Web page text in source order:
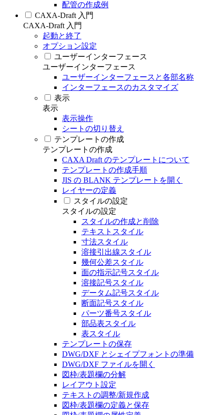
配管の作成例
CAXA-Draft 入門
CAXA-Draft 入門
起動と終了
オプション設定
ユーザーインターフェース
ユーザーインターフェース
ユーザーインターフェースと各部名称
インターフェースのカスタマイズ
表示
表示
表示操作
シートの切り替え
テンプレートの作成
テンプレートの作成
CAXA Draft のテンプレートについて
テンプレートの作成手順
JIS の BLANK テンプレートを開く
レイヤーの定義
スタイルの設定
スタイルの設定
スタイルの作成と削除
テキストスタイル
寸法スタイル
溶接引出線スタイル
幾何公差スタイル
面の指示記号スタイル
溶接記号スタイル
データム記号スタイル
断面記号スタイル
パーツ番号スタイル
部品表スタイル
表スタイル
テンプレートの保存
DWG/DXF とシェイプフォントの準備
DWG/DXF ファイルを開く
図枠/表題欄の分解
レイアウト設定
テキストの調整/新規作成
図枠/表題欄の定義と保存